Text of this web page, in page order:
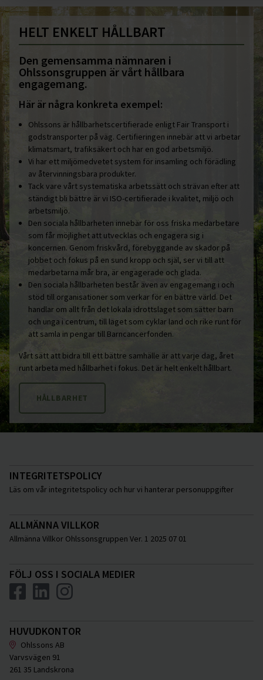
HELT ENKELT HÅLLBART
Den gemensamma nämnaren i
Ohlssonsgruppen är vårt hållbara
engagemang.
Här är några konkreta exempel:
Ohlssons är hållbarhetscertifierade enligt Fair Transport i
godstransporter på väg. Certifieringen innebär att vi arbetar
klimatsmart, trafiksäkert och har en god arbetsmiljö.
Vi har ett miljömedvetet system för insamling och förädling
av återvinningsbara produkter.
Tack vare vårt systematiska arbetssätt och strävan efter att
ständigt bli bättre är vi ISO-certifierade i kvalitet, miljö och
arbetsmiljö.
Den sociala hållbarheten innebär för oss friska medarbetare
som får möjlighet att utvecklas och engagera sig i
koncernen. Genom friskvård, förebyggande av skador på
jobbet och fokus på en sund kropp och själ, ser vi till att
medarbetarna mår bra, är engagerade och glada.
Den sociala hållbarheten består även av engagemang i och
stöd till organisationer som verkar för en bättre värld. Det
handlar om allt från det lokala idrottslaget som sätter barn
och unga i centrum, till laget som cyklar land och rike runt för
att samla in pengar till Barncancerfonden.
Vårt sätt att bidra till ett bättre samhälle är att varje dag, året
runt arbeta med hållbarhet i fokus. Det är helt enkelt hållbart.
HÅLLBARHET
INTEGRITETSPOLICY
Läs om vår integritetspolicy och hur vi hanterar personuppgifter
ALLMÄNNA VILLKOR
Allmänna Villkor Ohlssonsgruppen Ver. 1 2025 07 01
FÖLJ OSS I SOCIALA MEDIER
HUVUDKONTOR
Ohlssons AB
Varvsvägen 91
261 35 Landskrona